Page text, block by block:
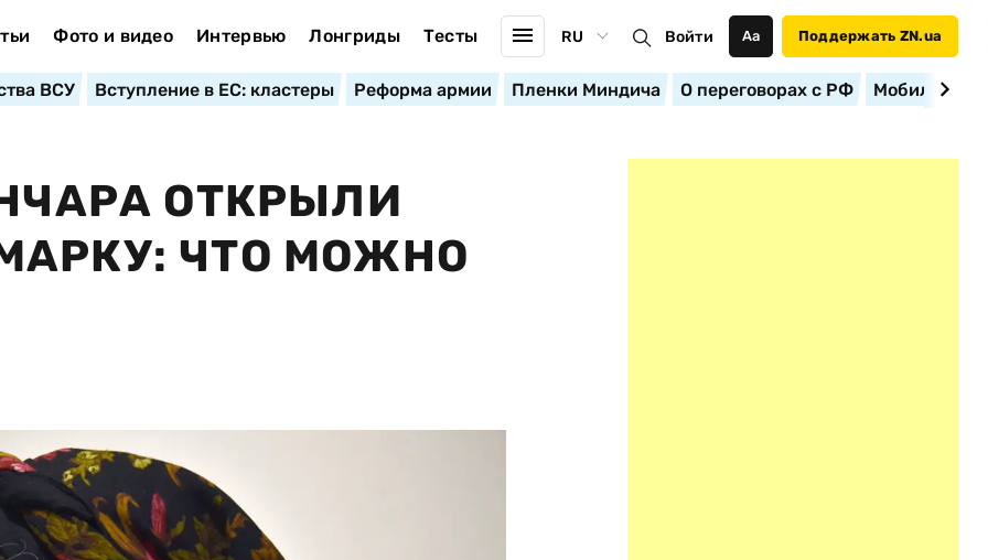
Фото и видео Интервью Лонгриды Тесты RU Войти Аа Поддержать ZN.ua
ВСУ Вступление в ЕС: кластеры Реформа армии Пленки Миндича О переговорах с РФ
ОТКРЫЛИ
ЧТО МОЖНО